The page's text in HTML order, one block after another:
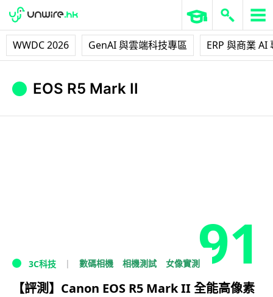
WWDC 2026 GenAI 與雲端科技專區 ERP 與商業 AI
EOS R5 Mark II
91
3C科技 數碼相機 相機測試 女像實測
【評測】Canon EOS R5 Mark II 全能高像素